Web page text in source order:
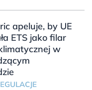
apeluje, by UE
ETS jako filar
w